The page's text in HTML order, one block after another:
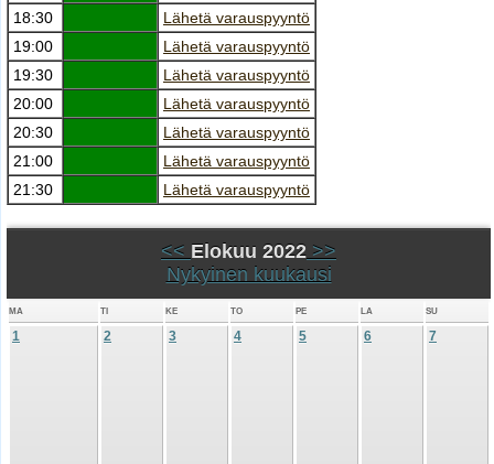
18:30
Lähetä varauspyyntö
19:00
Lähetä varauspyyntö
19:30
Lähetä varauspyyntö
20:00
Lähetä varauspyyntö
20:30
Lähetä varauspyyntö
21:00
Lähetä varauspyyntö
21:30
Lähetä varauspyyntö
<< Elokuu 2022 >>
Nykyinen kuukausi
MA TI KE TO PE LA SU
1 2 3 4 5 6 7